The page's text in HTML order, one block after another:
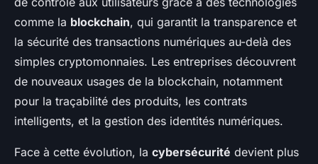
comme la blockchain, qui garantit la transparence et
la sécurité des transactions numériques au-delà des
simples cryptomonnaies. Les entreprises découvrent
de nouveaux usages de la blockchain, notamment
pour la traçabilité des produits, les contrats
intelligents, et la gestion des identités numériques.
Face à cette évolution, la cybersécurité devient plus